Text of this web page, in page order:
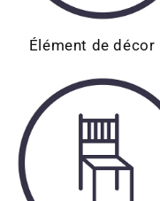
Élément de décor